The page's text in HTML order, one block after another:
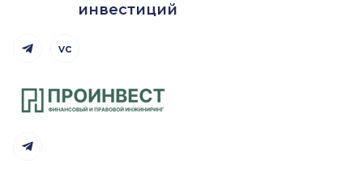
инвестиций
Telegram канал
vc
Telegram канал